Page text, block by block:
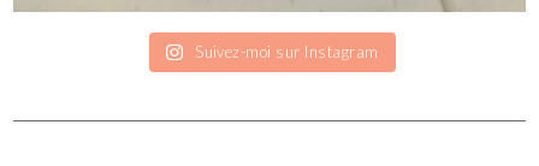
Suivez-moi sur Instagram